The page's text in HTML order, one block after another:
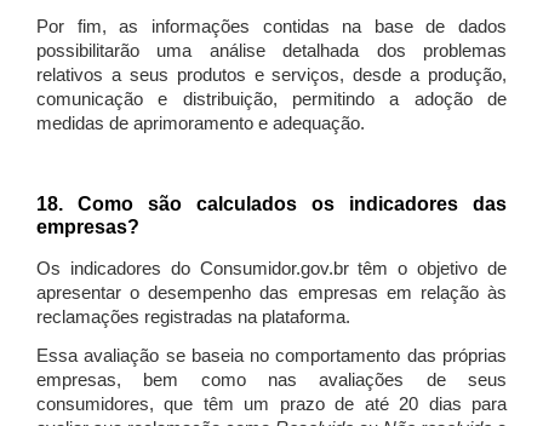
Por fim, as informações contidas na base de dados
possibilitarão uma análise detalhada dos problemas
relativos a seus produtos e serviços, desde a produção,
comunicação e distribuição, permitindo a adoção de
medidas de aprimoramento e adequação.
18. Como são calculados os indicadores das
empresas?
Os indicadores do Consumidor.gov.br têm o objetivo de
apresentar o desempenho das empresas em relação às
reclamações registradas na plataforma.
Essa avaliação se baseia no comportamento das próprias
empresas, bem como nas avaliações de seus
consumidores, que têm um prazo de até 20 dias para